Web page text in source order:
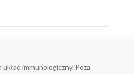
immunologiczny. Poza